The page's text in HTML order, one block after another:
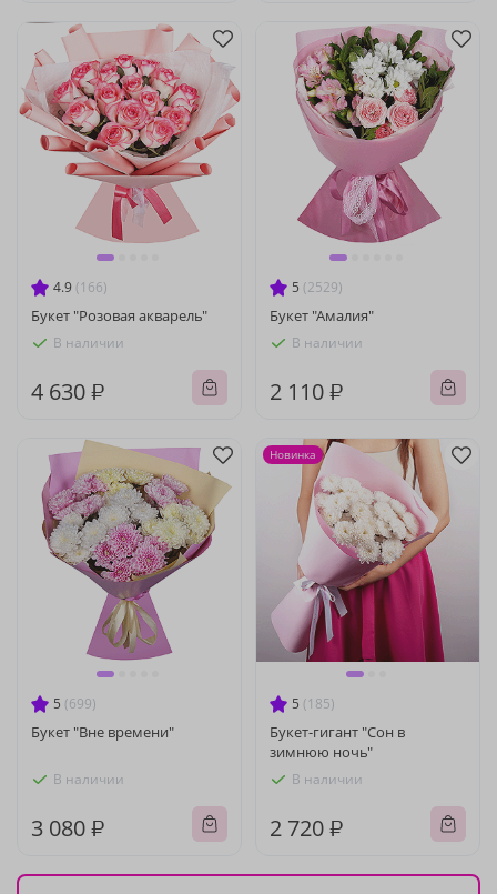
4.9 (166)
Букет "Розовая акварель"
В наличии
4 630 ₽
5 (2529)
Букет "Амалия"
В наличии
2 110 ₽
5 (699)
Букет "Вне времени"
В наличии
3 080 ₽
5 (185)
Букет-гигант "Сон в
зимнюю ночь"
В наличии
2 720 ₽
Новинка